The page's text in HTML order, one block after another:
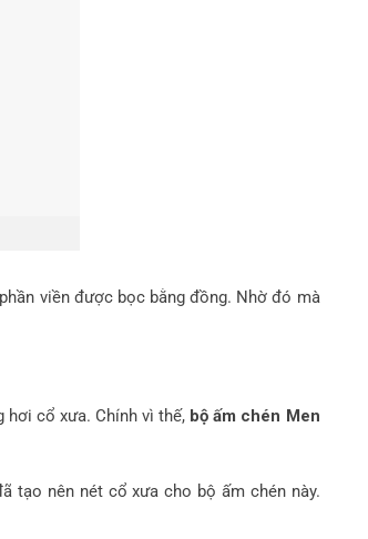
viền được bọc bằng đồng. Nhờ đó mà
hơi cổ xưa. Chính vì thế, bộ ấm chén Men
tạo nên nét cổ xưa cho bộ ấm chén này.